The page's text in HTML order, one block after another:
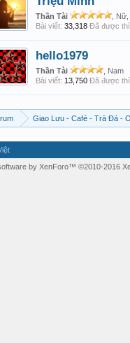
Thần Tài , Nữ,
Bài viết: 33,318 Đã được
hello1979
Thần Tài
, Nam
Bài viết: 13,750 Đã được
Giao Lưu - Café - Trà Đá -
by XenForo™ ©2010-2016